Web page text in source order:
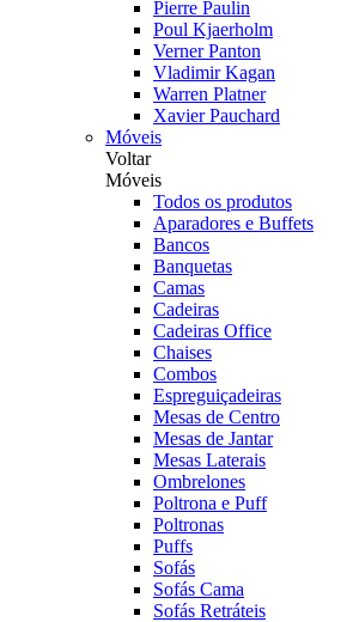
Pierre Paulin
Poul Kjaerholm
Verner Panton
Vladimir Kagan
Warren Platner
Xavier Pauchard
Móveis
Voltar
Móveis
Todos os produtos
Aparadores e Buffets
Bancos
Banquetas
Camas
Cadeiras
Cadeiras Office
Chaises
Combos
Espreguiçadeiras
Mesas de Centro
Mesas de Jantar
Mesas Laterais
Ombrelones
Poltrona e Puff
Poltronas
Puffs
Sofás
Sofás Cama
Sofás Retráteis